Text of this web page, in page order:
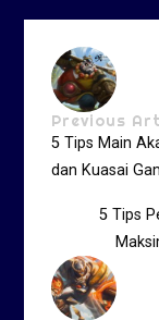
Previous
5 Tips Main
dan Kuasai
5 Tips